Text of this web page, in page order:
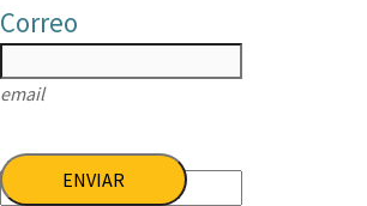
Correo
email
ENVIAR